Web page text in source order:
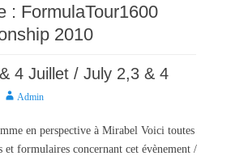
: FormulaTour1600
2010
4 Juillet / July 2,3 & 4
A
t
Admin
en perspective à Mirabel Voici toutes
et formulaires concernant cet évènement /